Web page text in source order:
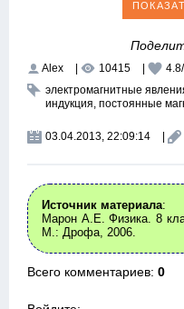
Alex 10415 4.8/
электромагнитные
индукция, постоянные
03.04.2013, 22:09:14
Источник материала:
Марон А.Е. Физика. 8
М.: Дрофа, 2006.
Всего комментариев: 0